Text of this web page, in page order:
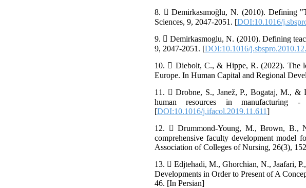
8.  Demirkasımoğlu, N. (2010). Defining
Sciences, 9, 2047-2051. [DOI:10.1016/
9.  Demirkasmoglu, N. (2010). Defining
9, 2047-2051. [DOI:10.1016/
10.  Diebolt, C., & Hippe, R. (2022). The
Europe. In Human Capital and Regional
11.  Drobne, S., Janež, P., Bogataj, M., &
human resources in manufacturing
[DOI:10.1016/j.ifacol.2019.11.611]
12.  Drummond-Young, M., Brown, B.,
comprehensive faculty development model
Association of Colleges of Nursing, 26(3),
13.  Edjtehadi, M., Ghorchian, N., Jaafari,
Developments in Order to Present of A
46. [In Persian]